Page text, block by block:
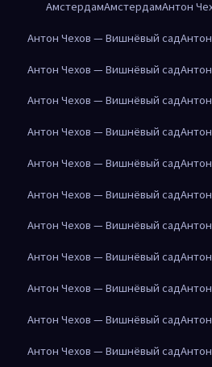
АмстердамАмстердамАнтон
Антон Чехов — Вишнёвый сад
Антон Чехов — Вишнёвый сад
Антон Чехов — Вишнёвый сад
Антон Чехов — Вишнёвый сад
Антон Чехов — Вишнёвый сад
Антон Чехов — Вишнёвый сад
Антон Чехов — Вишнёвый сад
Антон Чехов — Вишнёвый сад
Антон Чехов — Вишнёвый сад
Антон Чехов — Вишнёвый сад
Антон Чехов — Вишнёвый сад